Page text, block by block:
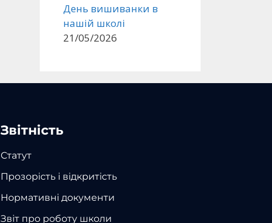
День вишиванки в
нашій школі
21/05/2026
Звітність
Статут
Прозорість і відкритість
Нормативні документи
Звіт про роботу школи